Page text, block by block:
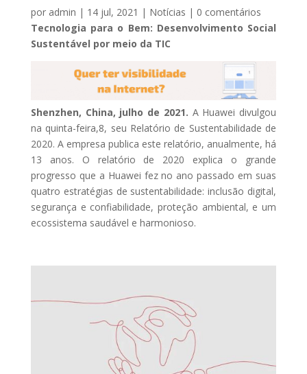
por admin | 14 jul, 2021 | Notícias | 0 comentários
Tecnologia para o Bem: Desenvolvimento Social
Sustentável por meio da TIC
Shenzhen, China, julho de 2021. A Huawei divulgou
na quinta-feira,8, seu Relatório de Sustentabilidade de
2020. A empresa publica este relatório, anualmente, há
13 anos. O relatório de 2020 explica o grande
progresso que a Huawei fez no ano passado em suas
quatro estratégias de sustentabilidade: inclusão digital,
segurança e confiabilidade, proteção ambiental, e um
ecossistema saudável e harmonioso.